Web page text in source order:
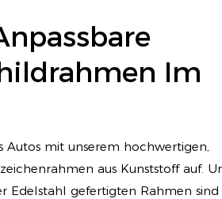
Im
Autos mit unserem hochwertigen,
aus Kunststoff auf.
Edelstahl gefertigten Rahmen sind